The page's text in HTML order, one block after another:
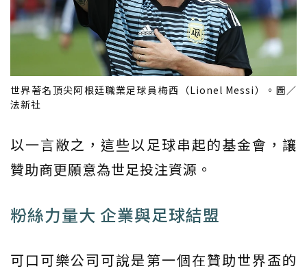
世界著名頂尖阿根廷職業足球員梅西（Lionel Messi）。圖／
法新社
以一言敝之，這些以足球串起的基金會，讓
贊助商更願意為世足投注資源。
粉絲力量大 企業與足球結盟
可口可樂公司可說是第一個在贊助世界盃的